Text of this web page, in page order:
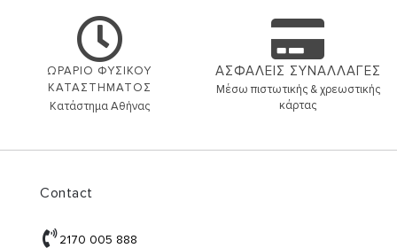
ΩΡΑΡΙΟ ΦΥΣΙΚΟΥ
ΚΑΤΑΣΤΗΜΑΤΟΣ
Κατάστημα Αθήνας
ΑΣΦΑΛΕΙΣ ΣΥΝΑΛΛΑΓΕΣ
Μέσω πιστωτικής & χρεωστικής
κάρτας
Contact
2170 005 888